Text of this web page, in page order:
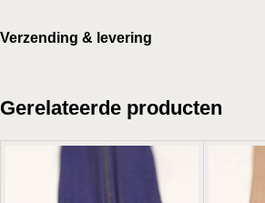
Verzending & levering
Gerelateerde producten